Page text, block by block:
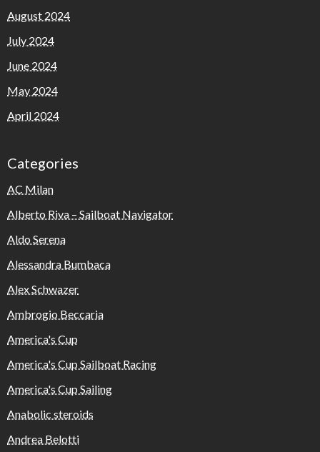
August 2024
July 2024
June 2024
May 2024
April 2024
Categories
AC Milan
Alberto Riva – Sailboat Navigator
Aldo Serena
Alessandra Bumbaca
Alex Schwazer
Ambrogio Beccaria
America's Cup
America's Cup Sailboat Racing
America's Cup Sailing
Anabolic steroids
Andrea Belotti